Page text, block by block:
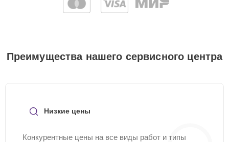
Преимущества нашего сервисного центра
Низкие цены
Конкурентные цены на все виды работ и типы